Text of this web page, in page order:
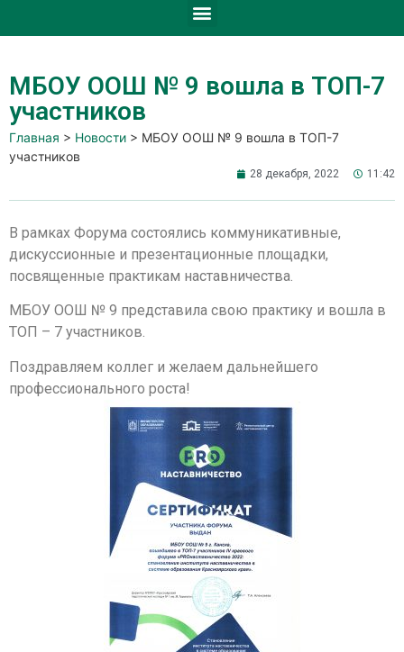
МБОУ ООШ № 9 вошла в ТОП-7
участников
Главная > Новости > МБОУ ООШ № 9 вошла в ТОП-7
участников
28 декабря, 2022 11:42
В рамках Форума состоялись коммуникативные,
дискуссионные и презентационные площадки,
посвященные практикам наставничества.
МБОУ ООШ № 9 представила свою практику и вошла в
ТОП – 7 участников.
Поздравляем коллег и желаем дальнейшего
профессионального роста!